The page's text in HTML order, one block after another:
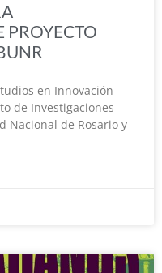
en Innovación
de Investigaciones
Nacional de Rosario y